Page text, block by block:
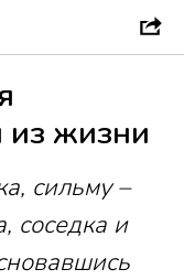
из жизни
сильму –
соседка и